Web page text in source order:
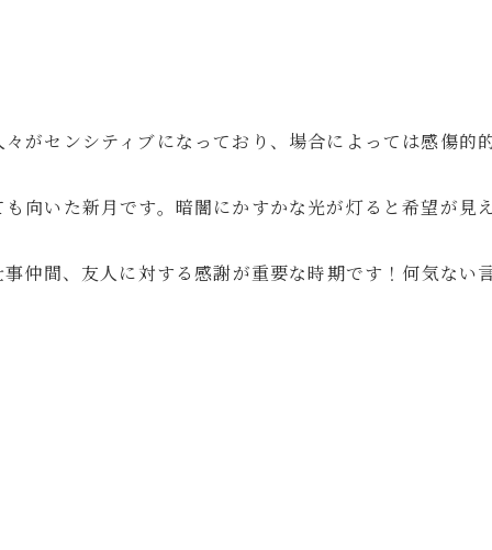
がセンシティブになっており、場合によっては感傷
向いた新月です。暗闇にかすかな光が灯ると希望が見
仲間、友人に対する感謝が重要な時期です！何気な